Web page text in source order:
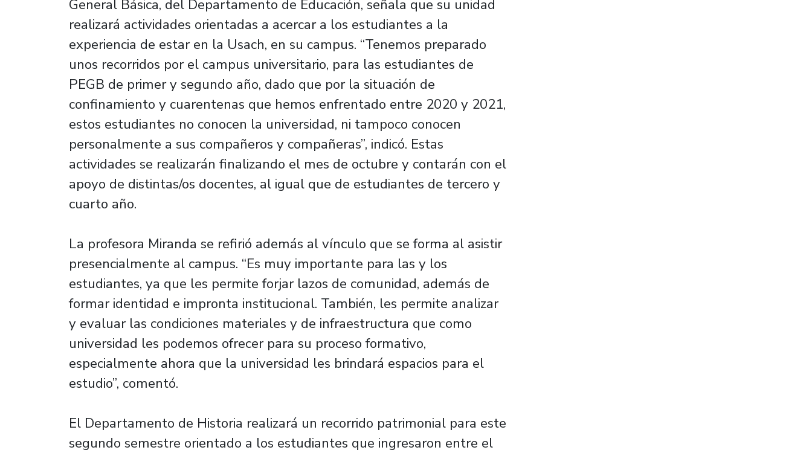
General Básica, del Departamento de Educación, señala que su unidad
realizará actividades orientadas a acercar a los estudiantes a la
experiencia de estar en la Usach, en su campus. “Tenemos preparado
unos recorridos por el campus universitario, para las estudiantes de
PEGB de primer y segundo año, dado que por la situación de
confinamiento y cuarentenas que hemos enfrentado entre 2020 y 2021,
estos estudiantes no conocen la universidad, ni tampoco conocen
personalmente a sus compañeros y compañeras”, indicó. Estas
actividades se realizarán finalizando el mes de octubre y contarán con el
apoyo de distintas/os docentes, al igual que de estudiantes de tercero y
cuarto año.
La profesora Miranda se refirió además al vínculo que se forma al asistir
presencialmente al campus. “Es muy importante para las y los
estudiantes, ya que les permite forjar lazos de comunidad, además de
formar identidad e impronta institucional. También, les permite analizar
y evaluar las condiciones materiales y de infraestructura que como
universidad les podemos ofrecer para su proceso formativo,
especialmente ahora que la universidad les brindará espacios para el
estudio”, comentó.
El Departamento de Historia realizará un recorrido patrimonial para este
segundo semestre orientado a los estudiantes que ingresaron entre el